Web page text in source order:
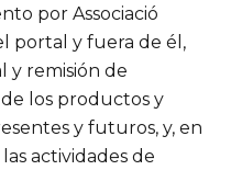
por Associació
portal y fuera de él,
y remisión de
los productos y
y futuros, y, en
actividades de